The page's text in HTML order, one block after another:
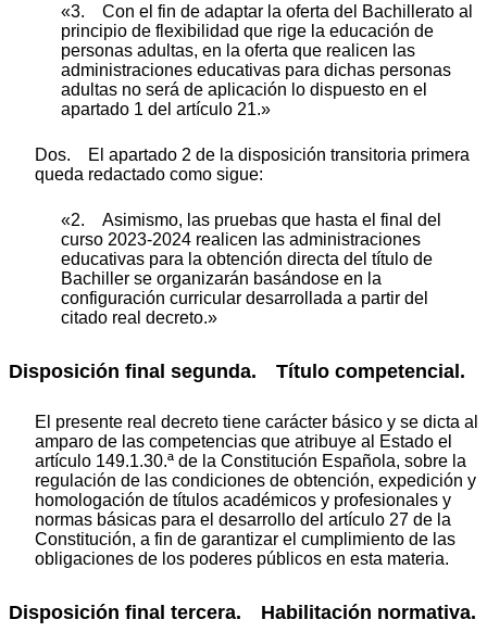
«3. Con el fin de adaptar la oferta del Bachillerato al
principio de flexibilidad que rige la educación de
personas adultas, en la oferta que realicen las
administraciones educativas para dichas personas
adultas no será de aplicación lo dispuesto en el
apartado 1 del artículo 21.»
Dos. El apartado 2 de la disposición transitoria primera
queda redactado como sigue:
«2. Asimismo, las pruebas que hasta el final del
curso 2023-2024 realicen las administraciones
educativas para la obtención directa del título de
Bachiller se organizarán basándose en la
configuración curricular desarrollada a partir del
citado real decreto.»
Disposición final segunda. Título competencial.
El presente real decreto tiene carácter básico y se dicta al
amparo de las competencias que atribuye al Estado el
artículo 149.1.30.ª de la Constitución Española, sobre la
regulación de las condiciones de obtención, expedición y
homologación de títulos académicos y profesionales y
normas básicas para el desarrollo del artículo 27 de la
Constitución, a fin de garantizar el cumplimiento de las
obligaciones de los poderes públicos en esta materia.
Disposición final tercera. Habilitación normativa.